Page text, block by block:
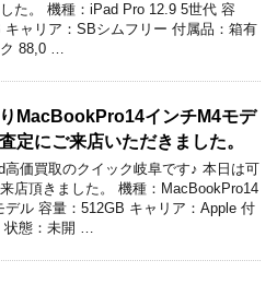
た。 機種：iPad Pro 12.9 5世代 容
キャリア：SBシムフリー 付属品：箱有
88,0 …
MacBookPro14インチM4モデ
定にご来店いただきました。
高価買取のクイック岐阜です♪ 本日は可
店頂きました。 機種：MacBookPro14
デル 容量：512GB キャリア：Apple 付
状態：未開 …